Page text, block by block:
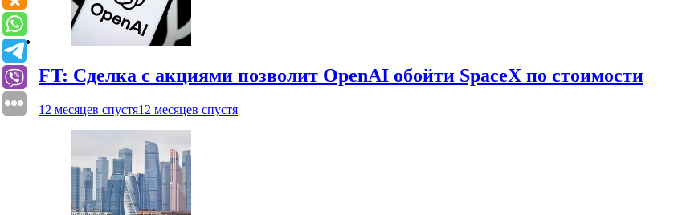
FT: Сделка с акциями позволит OpenAI обойти SpaceX по стоимости
12 месяцев спустя12 месяцев спустя